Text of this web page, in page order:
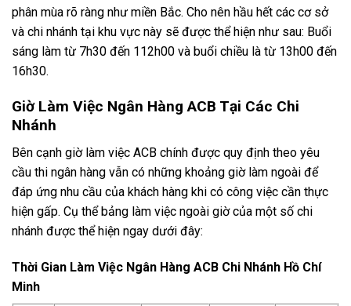
phân mùa rõ ràng như miền Bắc. Cho nên hầu hết các cơ sở
và chi nhánh tại khu vực này sẽ được thể hiện như sau: Buổi
sáng làm từ 7h30 đến 112h00 và buổi chiều là từ 13h00 đến
16h30.
Giờ Làm Việc Ngân Hàng ACB Tại Các Chi
Nhánh
Bên cạnh giờ làm việc ACB chính được quy định theo yêu
cầu thi ngân hàng vẫn có những khoảng giờ làm ngoài để
đáp ứng nhu cầu của khách hàng khi có công việc cần thực
hiện gấp. Cụ thể bảng làm việc ngoài giờ của một số chi
nhánh được thể hiện ngay dưới đây:
Thời Gian Làm Việc Ngân Hàng ACB Chi Nhánh Hồ Chí
Minh